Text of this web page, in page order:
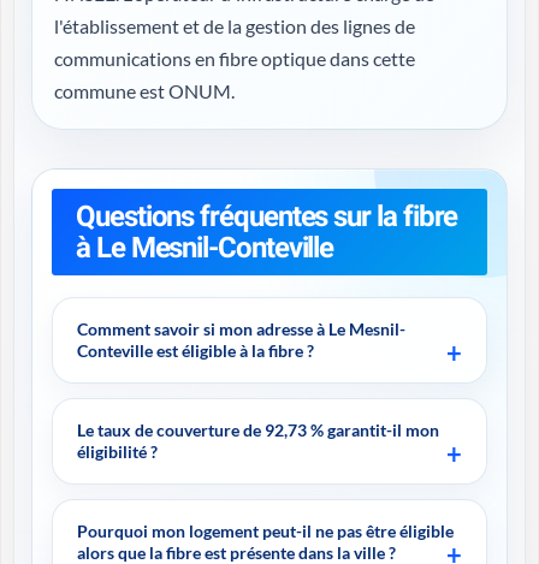
l'établissement et de la gestion des lignes de
communications en fibre optique dans cette
commune est ONUM.
Questions fréquentes sur la fibre
à Le Mesnil-Conteville
Comment savoir si mon adresse à Le Mesnil-
Conteville est éligible à la fibre ?
Le taux de couverture de 92,73 % garantit-il mon
éligibilité ?
Pourquoi mon logement peut-il ne pas être éligible
alors que la fibre est présente dans la ville ?